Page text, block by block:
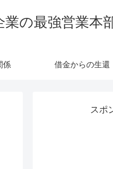
の最強営業本
係 借金からの生還
スポ